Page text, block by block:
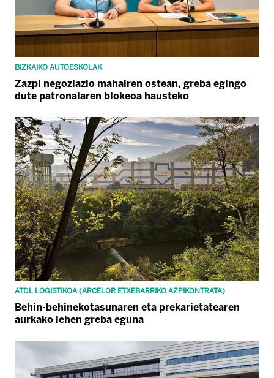
BIZKAIKO AUTOESKOLAK
Zazpi negoziazio mahairen ostean, greba egingo
dute patronalaren blokeoa hausteko
ATDL LOGISTIKOA (ARCELOR ETXEBARRIKO AZPIKONTRATA)
Behin-behinekotasunaren eta prekarietatearen
aurkako lehen greba eguna